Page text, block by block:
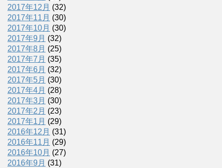
2017年12月 (32)
2017年11月 (30)
2017年10月 (30)
2017年9月 (32)
2017年8月 (25)
2017年7月 (35)
2017年6月 (32)
2017年5月 (30)
2017年4月 (28)
2017年3月 (30)
2017年2月 (23)
2017年1月 (29)
2016年12月 (31)
2016年11月 (29)
2016年10月 (27)
2016年9月 (31)